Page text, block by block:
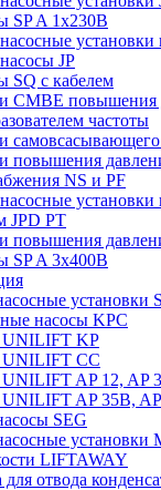
SP A 1x230В
установки
JP
SQ с кабелем
CMBE повышения
частоты
повышения
NS и PF
установки
JPD PT
повышения
SP A 3x400В
установки
насосы KPC
UNILIFT KP
CC
AP 12, AP
AP 35B,
SEG
LIFTAWAY
для отвода